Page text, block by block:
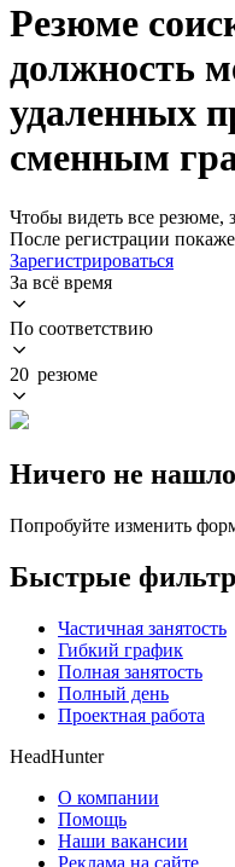
Резюме
должность
удаленных
сменным
Чтобы видеть все резюме,
После регистрации
Зарегистрироваться
За всё время
По соответствию
20 резюме
Ничего не
Попробуйте изменить
Быстрые
Частичная занятость
Гибкий график
Полная занятость
Полный день
Проектная работа
HeadHunter
О компании
Помощь
Наши вакансии
Реклама на сайте